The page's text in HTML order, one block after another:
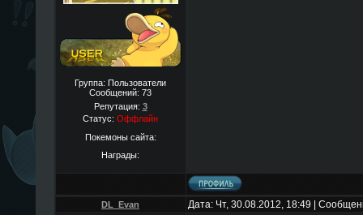
Группа: Пользователи
Сообщений: 73
Репутация: 3
Статус: Оффлайн
Покемоны сайта:
Награды:
DL_Evan Дата: Чт, 30.08.2012, 18:49 |